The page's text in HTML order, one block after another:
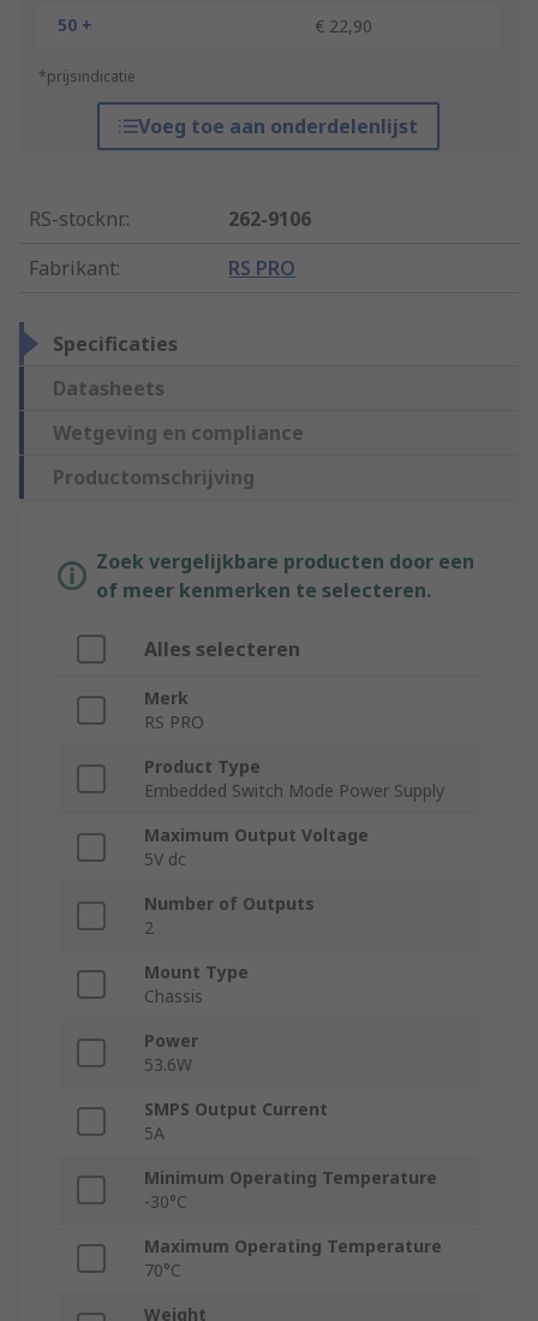
50 +
€ 22,90
*prijsindicatie
Voeg toe aan onderdelenlijst
RS-stocknr.:
262-9106
Fabrikant: RS PRO
Specificaties
Datasheets
Wetgeving en compliance
Productomschrijving
Zoek vergelijkbare producten door een
of meer kenmerken te selecteren.
Alles selecteren
Merk
RS PRO
Product Type
Embedded Switch Mode Power Supply
Maximum Output Voltage
5V dc
Number of Outputs
2
Mount Type
Chassis
Power
53.6W
SMPS Output Current
5A
Minimum Operating Temperature
-30°C
Maximum Operating Temperature
70°C
Weight